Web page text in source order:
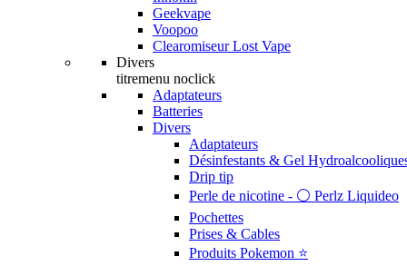
Geekvape
Voopoo
Clearomiseur Lost Vape
Divers
titremenu noclick
Adaptateurs
Batteries
Divers
Adaptateurs
Désinfestants & Gel
Drip tip
Perle de nicotine - ⚪️ Perlz Liquideo
Pochettes
Prises & Cables
Produits Pokemon ⭐️